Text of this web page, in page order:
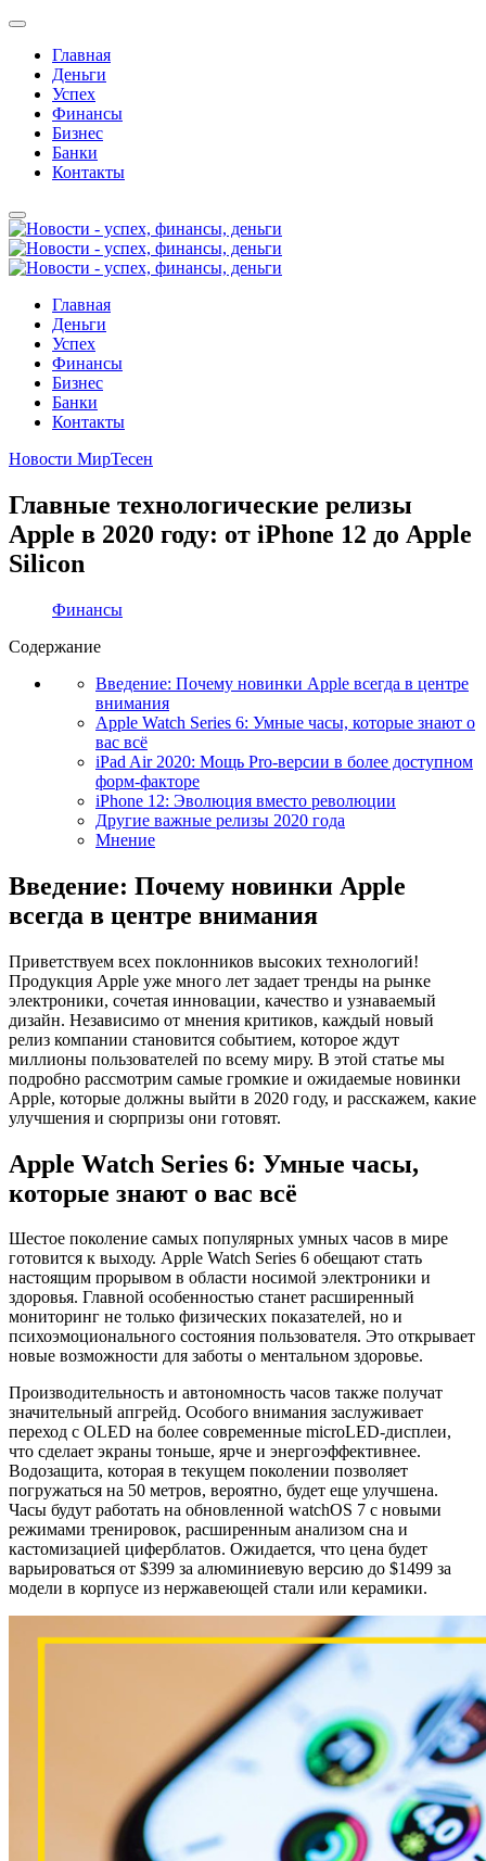
Главная
Деньги
Успех
Финансы
Бизнес
Банки
Контакты
Главная
Деньги
Успех
Финансы
Бизнес
Банки
Контакты
Новости МирТесен
Главные технологические релизы
Apple в 2020 году: от iPhone 12 до Apple
Silicon
Финансы
Содержание
Введение: Почему новинки Apple всегда в центре
внимания
Apple Watch Series 6: Умные часы, которые знают о
вас всё
iPad Air 2020: Мощь Pro-версии в более доступном
форм-факторе
iPhone 12: Эволюция вместо революции
Другие важные релизы 2020 года
Мнение
Введение: Почему новинки Apple
всегда в центре внимания
Приветствуем всех поклонников высоких технологий!
Продукция Apple уже много лет задает тренды на рынке
электроники, сочетая инновации, качество и узнаваемый
дизайн. Независимо от мнения критиков, каждый новый
релиз компании становится событием, которое ждут
миллионы пользователей по всему миру. В этой статье мы
подробно рассмотрим самые громкие и ожидаемые новинки
Apple, которые должны выйти в 2020 году, и расскажем, какие
улучшения и сюрпризы они готовят.
Apple Watch Series 6: Умные часы,
которые знают о вас всё
Шестое поколение самых популярных умных часов в мире
готовится к выходу. Apple Watch Series 6 обещают стать
настоящим прорывом в области носимой электроники и
здоровья. Главной особенностью станет расширенный
мониторинг не только физических показателей, но и
психоэмоционального состояния пользователя. Это открывает
новые возможности для заботы о ментальном здоровье.
Производительность и автономность часов также получат
значительный апгрейд. Особого внимания заслуживает
переход с OLED на более современные microLED-дисплеи,
что сделает экраны тоньше, ярче и энергоэффективнее.
Водозащита, которая в текущем поколении позволяет
погружаться на 50 метров, вероятно, будет еще улучшена.
Часы будут работать на обновленной watchOS 7 с новыми
режимами тренировок, расширенным анализом сна и
кастомизацией циферблатов. Ожидается, что цена будет
варьироваться от $399 за алюминиевую версию до $1499 за
модели в корпусе из нержавеющей стали или керамики.